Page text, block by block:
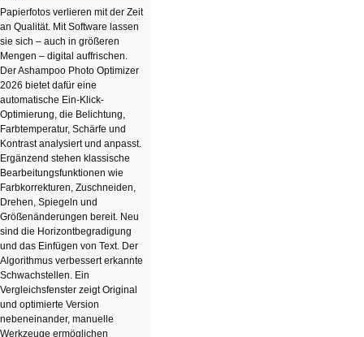
Papierfotos verlieren mit der Zeit
an Qualität. Mit Software lassen
sie sich – auch in größeren
Mengen – digital auffrischen.
Der Ashampoo Photo Optimizer
2026 bietet dafür eine
automatische Ein-Klick-
Optimierung, die Belichtung,
Farbtemperatur, Schärfe und
Kontrast analysiert und anpasst.
Ergänzend stehen klassische
Bearbeitungsfunktionen wie
Farbkorrekturen, Zuschneiden,
Drehen, Spiegeln und
Größenänderungen bereit. Neu
sind die Horizontbegradigung
und das Einfügen von Text. Der
Algorithmus verbessert erkannte
Schwachstellen. Ein
Vergleichsfenster zeigt Original
und optimierte Version
nebeneinander, manuelle
Werkzeuge ermöglichen